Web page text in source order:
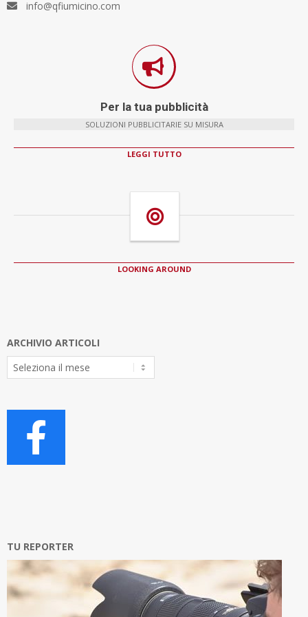
info@qfiumicino.com
Per la tua pubblicità
SOLUZIONI PUBBLICITARIE SU MISURA
LEGGI TUTTO
LOOKING AROUND
ARCHIVIO ARTICOLI
Archivio
Articoli
TU REPORTER